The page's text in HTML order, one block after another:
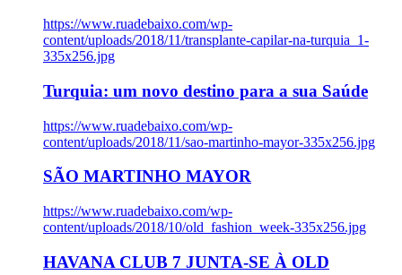
https://www.ruadebaixo.com/wp-
content/uploads/2018/11/transplante-capilar-na-turquia_1-
335x256.jpg
Turquia: um novo destino para a sua Saúde
https://www.ruadebaixo.com/wp-
content/uploads/2018/11/sao-martinho-mayor-335x256.jpg
SÃO MARTINHO MAYOR
https://www.ruadebaixo.com/wp-
content/uploads/2018/10/old_fashion_week-335x256.jpg
HAVANA CLUB 7 JUNTA-SE À OLD